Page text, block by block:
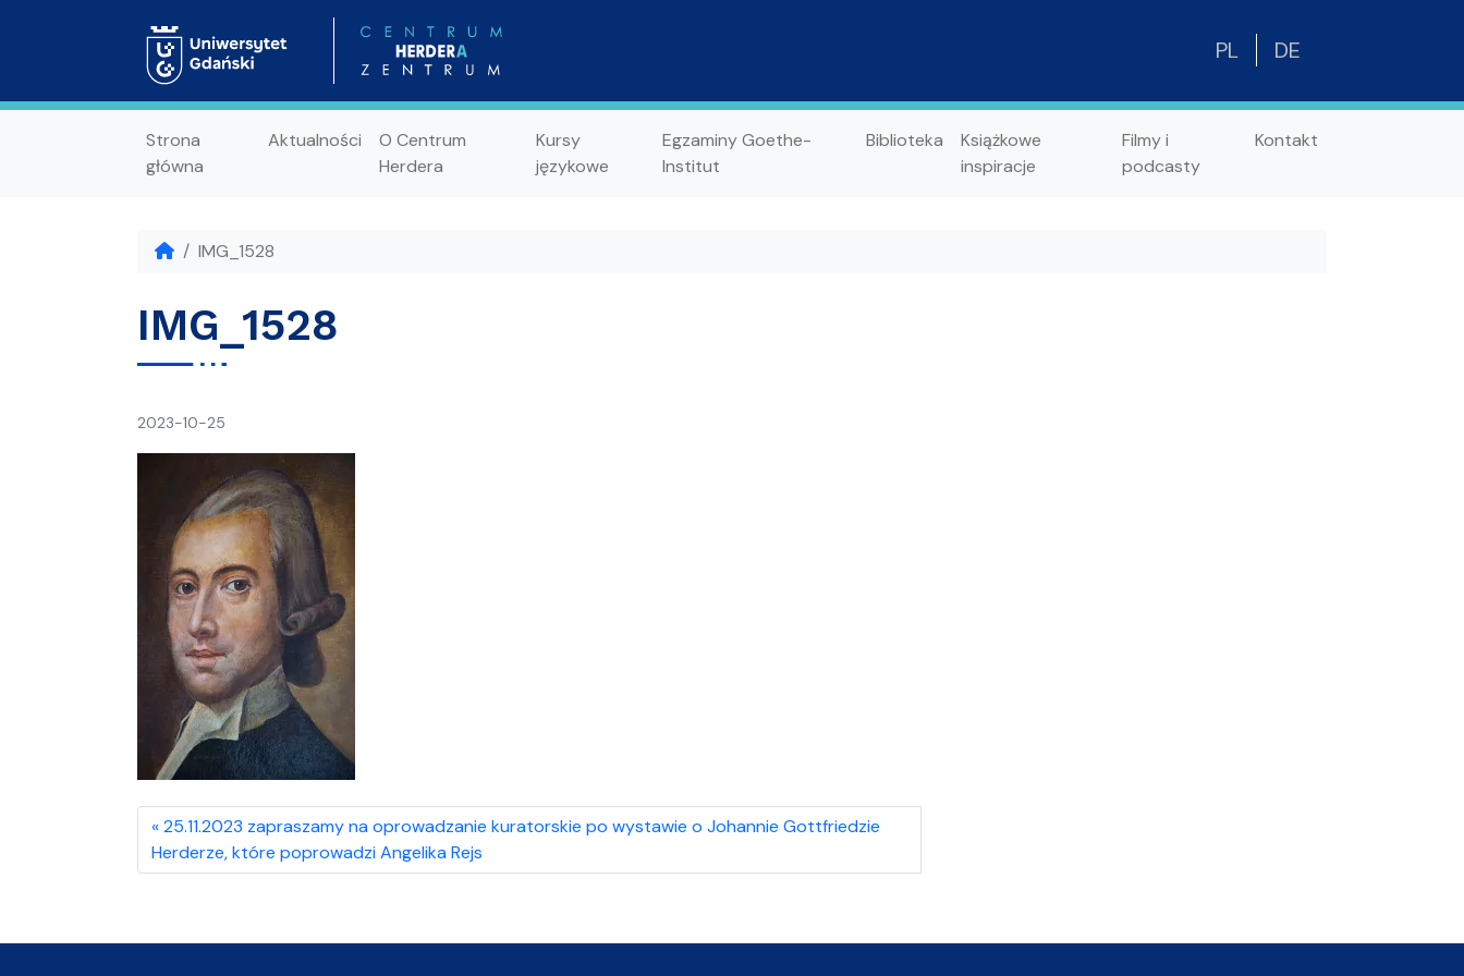
PL DE
Strona
główna
Aktualności
O Centrum
Herdera
Kursy
językowe
Egzaminy Goethe-
Institut
Biblioteka
Książkowe
inspiracje
Filmy i
podcasty
Kontakt
IMG_1528
IMG_1528
2023-10-25
25.11.2023 zapraszamy na oprowadzanie kuratorskie po wystawie o Johannie Gottfriedzie
Herderze, które poprowadzi Angelika Rejs